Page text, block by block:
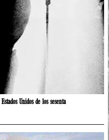
Unidos de los sesenta